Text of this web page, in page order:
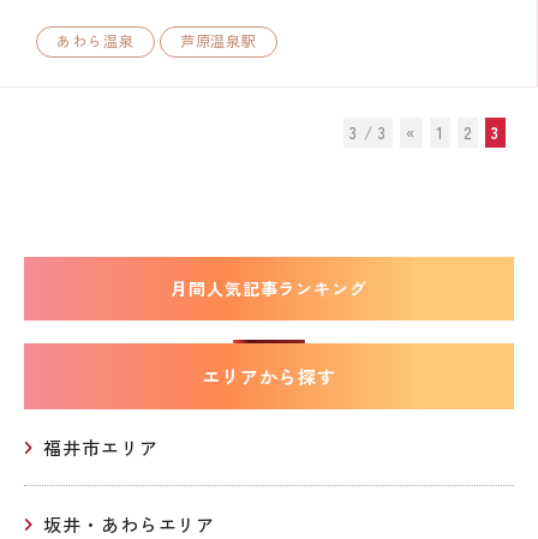
あわら温泉 芦原温泉駅
3 / 3 « 1 2 3
月間人気記事ランキング
エリアから探す
福井市エリア
坂井・あわらエリア